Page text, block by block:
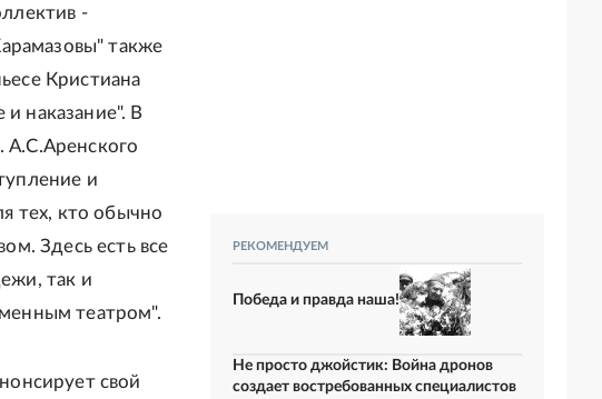
-
также
Кристиана
наказание". В
А.С.Аренского
и
тех, кто обычно
Здесь есть все
так и
театром".
свой
РЕКОМЕНДУЕМ
Победа и правда наша!
Не просто джойстик: Война дронов
создает востребованных специалистов